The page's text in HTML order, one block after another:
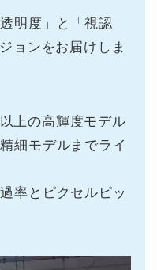
明度」と「視認
ョンをお届けしま
上の高輝度モデル
細モデルまでライ
率とピクセルピッ